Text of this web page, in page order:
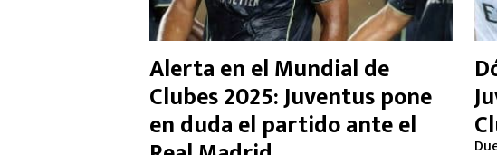
Alerta en el Mundial de
Clubes 2025: Juventus pone
en duda el partido ante el